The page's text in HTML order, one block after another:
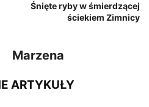
Śnięte ryby w śmierdzącej
ściekiem Zimnicy
Marzena
ARTYKUŁY